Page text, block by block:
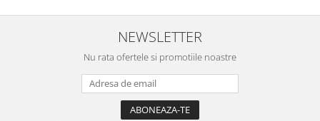
NEWSLETTER
Nu rata ofertele si promotiile noastre